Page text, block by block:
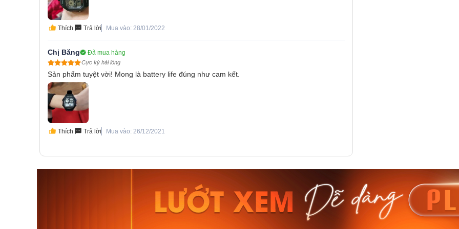
Thích Trả lời Mua vào: 28/01/2022
Chị Băng Đã mua hàng
Cực kỳ hài lòng
Sản phẩm tuyệt vời! Mong là battery life đúng như cam kết.
Thích Trả lời Mua vào: 26/12/2021
Casio Nam MTS-
115D-1AVDF
2.823.000₫
2.399.550₫
Mua ngay
Casio Nam MTS-
RS100L-1AVDF
4.276.000₫
3.634.600₫
Casio
230EL-
Mua